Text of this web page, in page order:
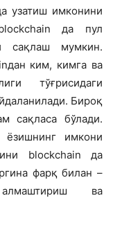
узатиш имконини
да пул
сақлаш мумкин.
ким, кимга ва
тўғрисидаги
Бироқ
сақласа бўлади.
ёзишнинг имкони
blockchain да
фарқ билан –
ва